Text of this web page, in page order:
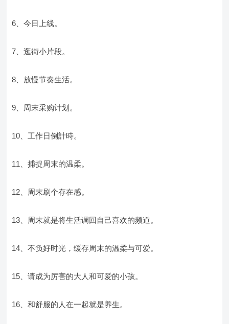
6、今日上线。
7、逛街小片段。
8、放慢节奏生活。
9、周末采购计划。
10、工作日倒計時。
11、捕捉周末的温柔。
12、周末刷个存在感。
13、周末就是将生活调回自己喜欢的频道。
14、不负好时光，缓存周末的温柔与可爱。
15、请成为厉害的大人和可爱的小孩。
16、和舒服的人在一起就是养生。